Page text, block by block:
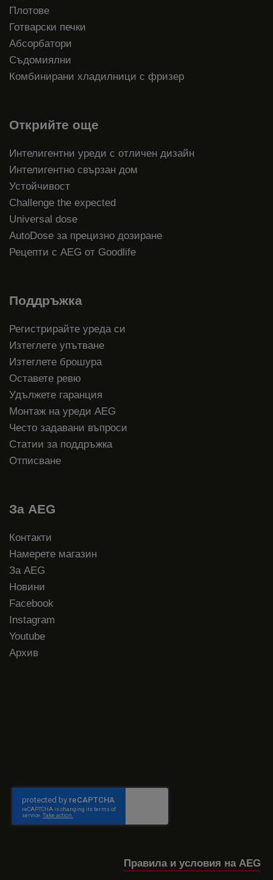
Плотове
Готварски печки
Абсорбатори
Съдомиялни
Комбинирани хладилници с фризер
Открийте още
Интелигентни уреди с отличен дизайн
Интелигентно свързан дом
Устойчивост
Challenge the expected
Universal dose
AutoDose за прецизно дозиране
Рецепти с AEG от Goodlife
Поддръжка
Регистрирайте уреда си
Изтеглете упътване
Изтеглете брошура
Оставете ревю
Удължете гаранция
Монтаж на уреди AEG
Често задавани въпроси
Статии за поддръжка
Отписване
За AEG
Контакти
Намерете магазин
За AEG
Новини
Facebook
Instagram
Youtube
Архив
Правила и условия на AEG